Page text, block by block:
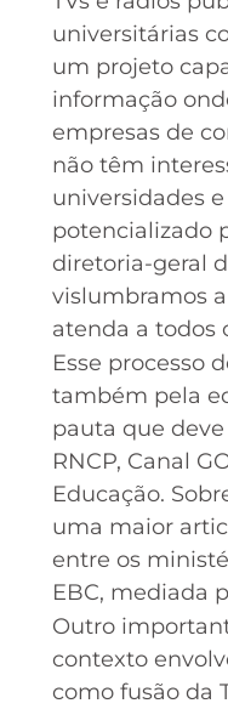
universitárias
um projeto
informação
empresas de
não têm
universidades
potencializado
diretoria-geral
vislumbramos
atenda a todos
Esse processo
também pela
pauta que
RNCP, Canal
Educação.
uma maior
entre os
EBC, mediada
Outro
contexto
como fusão da